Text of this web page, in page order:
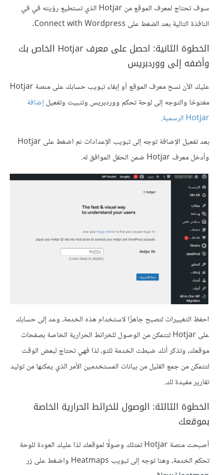
سوف تحتاج لمعرف الموقع من Hotjar الذي تستطيع رؤيته في في
النافذة التالية بعد الضغط على Connect with Wordpress.
الخطوة الثانية: احصل على معرف Hotjar الخاص بك
وأضفه إلى ووردبريس
عليك الآن نسخ معرف الموقع أو إبقاء تبويب حسابك على منصة Hotjar
مفتوحًا والتوجه إلى لوحة تحكم ووردبريس وتثبيت وتفعيل إضافة
Hotjar الرسمية
.
بعد تفعيل الإضافة توجه إلى تبويب الإعدادات ثم اضغط على Hotjar
وأدخل معرف Hotjar ضمن الحقل الموافق له.
احفظ التغييرات لتصبح جاهزًا لاستخدام هذه الخدمة، وعد إلى حسابك
على Hotjar لتتمكن من الوصول للخرائط الحرارية الخاصة بصفحات
موقعك، وتذكر أنك ضبطت الخدمة للتو، لذا فهي تحتاج لبعض الوقت
لتتمكن من جمع القليل من بيانات المستخدمين الأمر الذي يمكنها من توليد
تقارير مفيدة لك.
الخطوة الثالثة: الوصول للخرائط الحرارية الخاصة
بموقعك
أصبحت منصة Hotjar تمتلك وصولًا لموقعك لذا عليك العودة للوحة
تحكم الخدمة، وهنا توجه إلى تبويب Heatmaps واضغط على زر